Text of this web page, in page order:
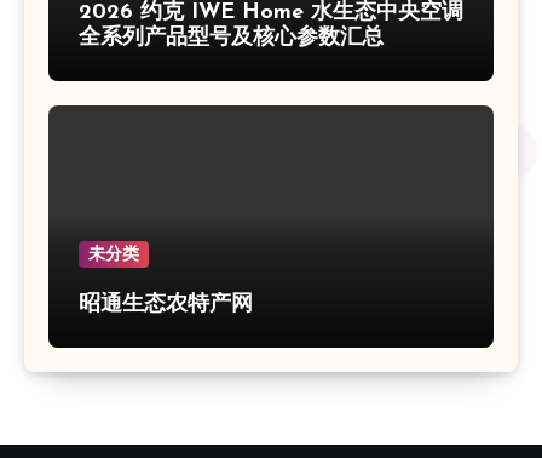
2026 约克 IWE Home 水生态中央空调
全系列产品型号及核心参数汇总
未分类
昭通生态农特产网